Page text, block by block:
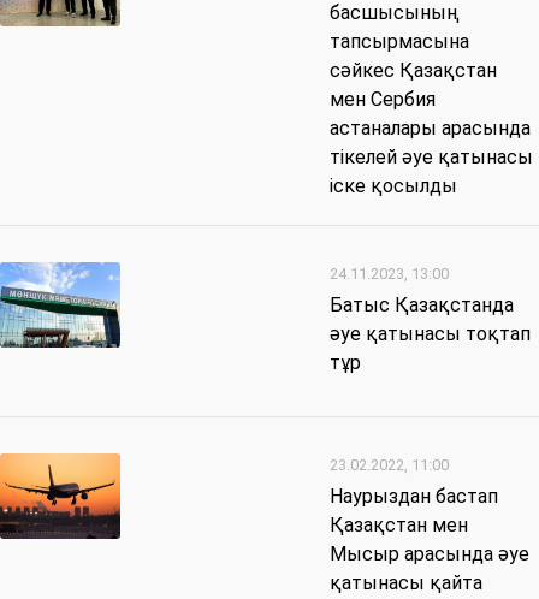
басшысының
тапсырмасына
сәйкес Қазақстан
мен Сербия
астаналары арасында
тікелей әуе қатынасы
іске қосылды
24.11.2023, 13:00
Батыс Қазақстанда
әуе қатынасы тоқтап
тұр
23.02.2022, 11:00
Наурыздан бастап
Қазақстан мен
Мысыр арасында әуе
қатынасы қайта